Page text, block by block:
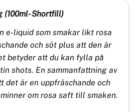
(100ml- Shortfill)
e-liquid som smakar likt rosa
och söt plus att den är
betyder att du kan fylla på
shots. En sammanfattning av
det är en uppfräschande och
om rosa saft till smaken.